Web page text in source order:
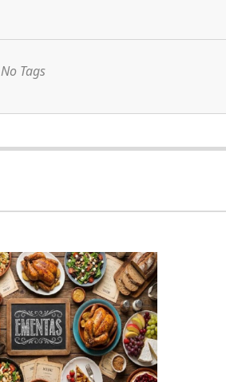
No Tags